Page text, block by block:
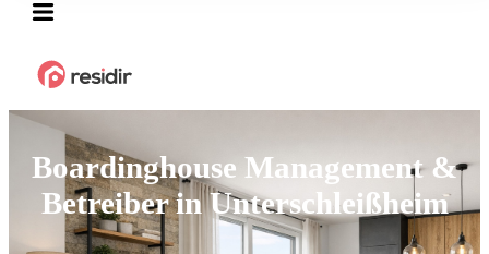
Boardinghouse Management &
Betreiber in Unterschleißheim